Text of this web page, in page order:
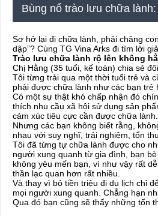
Bùng nổ trào lưu chữa
Sơ hở lại đi chữa lành, phải chăng
dập”? Cùng TG Vina Arks đi tìm lời
Trào lưu chữa lành rộ lên không
Chị Hằng (35 tuổi, kế toán) chia sẻ
Tôi từng trải qua một thời tuổi trẻ và
phải được chữa lành như các bạn
Có một sự thật khó chấp nhận đó
thích nhu cầu xã hội sử dụng sản
cảm xúc tiêu cực cần được chữa lành.
Nhưng các bạn không biết rằng,
nhau với suy nghĩ, trải nghiệm, tổn
Tôi đã từng tự chữa lành được cho
người xung quanh từ gia đình, bạn
không yêu mến bạn, vì như vậy rất
thần lạc quan hơn rất nhiều.
Và thay vì bỏ tiền triệu đi du lịch chỉ
mọi người xung quanh. Chẳng hạn
Qua đó bạn cũng sẽ thấy những tổn